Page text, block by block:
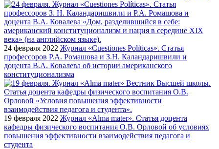
24 февраля 2022 Журнал «Cuestiones Políticas». Статья
профессоров Р.А. Ромашова и З.Н. Каландаришвили и
доцента В.А. Ковалева об истории американского
конституционализма
19 февраля 2022 Журнал «Alma mater». Статья доцента
кафедры физического воспитания О.В. Орловой об условиях
повышения эффективности взаимодействия педагога и
студента